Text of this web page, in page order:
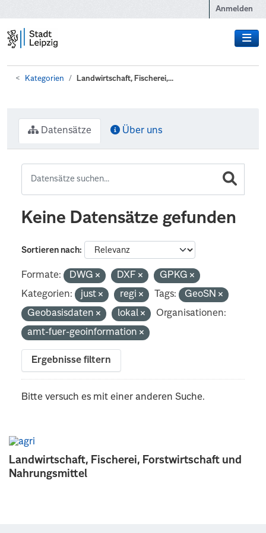
Anmelden
Kategorien Landwirtschaft, Fischerei,...
Landwirtschaft, Fischerei, Forstwirtschaft und
Nahrungsmittel
Datensätze Über uns
Keine Datensätze gefunden
Sortieren nach
Formate: DWG DXF
GPKG
Kategorien:
just regi Tags:
GeoSN
Geobasisdaten
lokal
Organisationen:
amt-fuer-geoinformation
Ergebnisse filtern
Bitte versuch es mit einer anderen Suche.